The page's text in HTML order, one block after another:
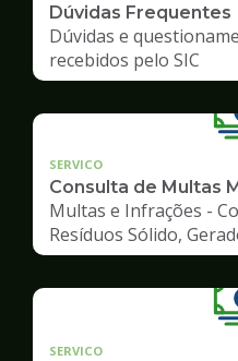
Dúvidas Frequentes
Dúvidas e
recebidos pelo SIC
SERVICO
Consulta de Multas
Multas e Infrações -
Resíduos Sólido,
SERVICO